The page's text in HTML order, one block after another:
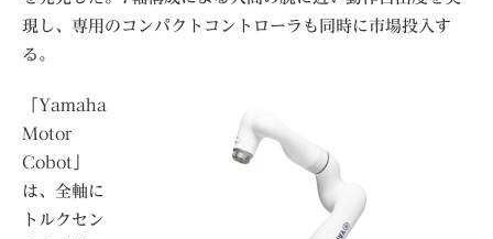
現し、専用のコンパクトコントローラも同時に市場投入す
る。
「Yamaha
Motor
Cobot」
は、全軸に
トルクセン